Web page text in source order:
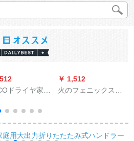
ドライヤ家庭
型大パワワワ
ワワワワワイ
FH 6218标准
￥ 1,512
火のフェニックス
ックの廊下の専门の
静かな音の大出力の